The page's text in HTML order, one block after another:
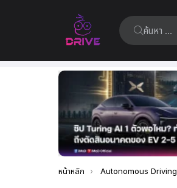
ค้นหา:
เรื่อง
ล่าสุด
คุณอยู่ที่นี่:
หน้าหลัก Autonomous Driving